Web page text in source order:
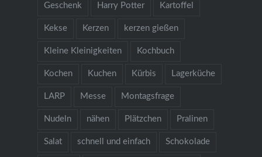
Geschenk Harry Potter Kartoffel
Kekse Kerzen kerzen gießen
Kleine Kleinigkeiten Kochbuch
Kochen Kuchen Kürbis Lagerküche
LARP Messe Montagsfrage
Nudeln nähen Plätzchen Pralinen
Salat schnell und einfach Schokolade